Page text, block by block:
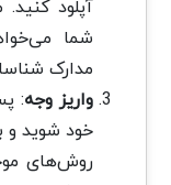
آپلود
شما
مدارک
واریز وجه:
خود شوید و
روش‌های